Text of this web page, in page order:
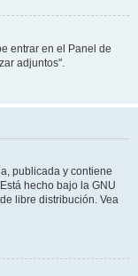
entrar en el Panel de
adjuntos".
publicada y contiene
hecho bajo la GNU
libre distribución. Vea